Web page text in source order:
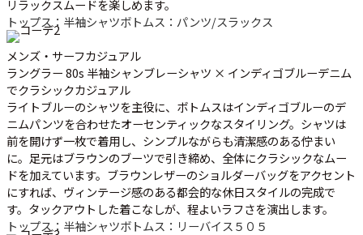
リラックスムードを楽しめます。
トップス：半袖シャツボトムス：パンツ/スラックス
メンズ・サーフカジュアル
ラングラー 80s 半袖シャンブレーシャツ × インディゴブルーデニム
でクラシックカジュアル
ライトブルーのシャツを主役に、ボトムスはインディゴブルーのデ
ニムパンツを合わせたオーセンティックなスタイリング。シャツは
前を開けず一枚で着用し、シンプルながらも清潔感のある佇まい
に。足元はブラウンのブーツで引き締め、全体にクラシックなムー
ドを加えています。ブラウンレザーのショルダーバッグをアクセント
にすれば、ヴィンテージ感のある都会的な休日スタイルの完成で
す。タックアウトした着こなしが、程よいラフさを演出します。
トップス：半袖シャツボトムス：リーバイス５０５